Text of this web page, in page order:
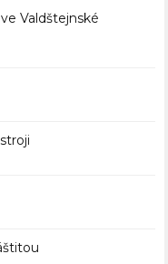
Valdštejnské